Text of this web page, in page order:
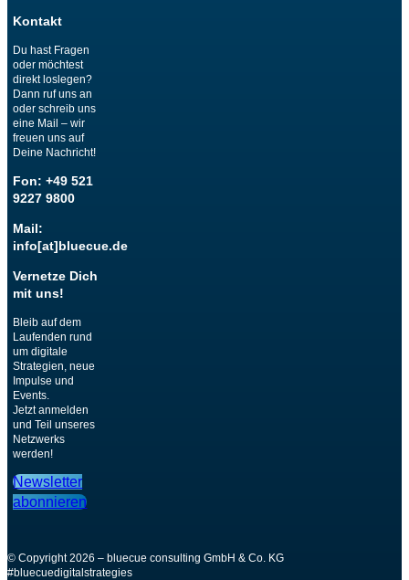
Kontakt
Du hast Fragen
oder möchtest
direkt loslegen?
Dann ruf uns an
oder schreib uns
eine Mail – wir
freuen uns auf
Deine Nachricht!
Fon: +49 521
9227 9800
Mail:
info[at]bluecue.de
Vernetze Dich
mit uns!
Bleib auf dem
Laufenden rund
um digitale
Strategien, neue
Impulse und
Events.
Jetzt anmelden
und Teil unseres
Netzwerks
werden!
Newsletter
abonnieren
© Copyright 2026 – bluecue consulting GmbH & Co. KG
#bluecuedigitalstrategies